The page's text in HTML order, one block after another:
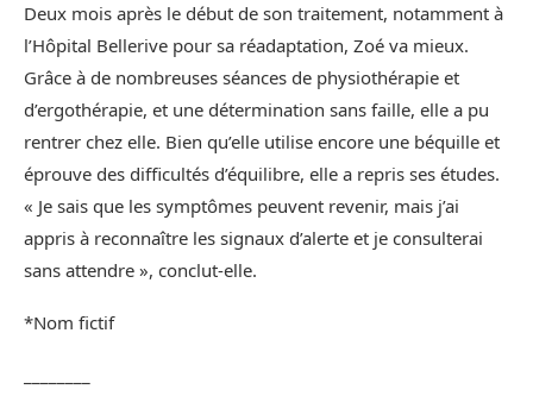
Deux mois après le début de son traitement, notamment à
l’Hôpital Bellerive pour sa réadaptation, Zoé va mieux.
Grâce à de nombreuses séances de physiothérapie et
d’ergothérapie, et une détermination sans faille, elle a pu
rentrer chez elle. Bien qu’elle utilise encore une béquille et
éprouve des difficultés d’équilibre, elle a repris ses études.
« Je sais que les symptômes peuvent revenir, mais j’ai
appris à reconnaître les signaux d’alerte et je consulterai
sans attendre », conclut-elle.
*Nom fictif